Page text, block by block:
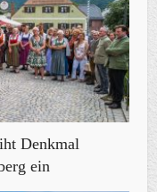
Denkmal
ein